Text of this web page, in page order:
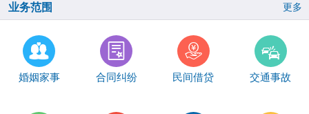
业务范围 更多
婚姻家事 合同纠纷 民间借贷 交通事故